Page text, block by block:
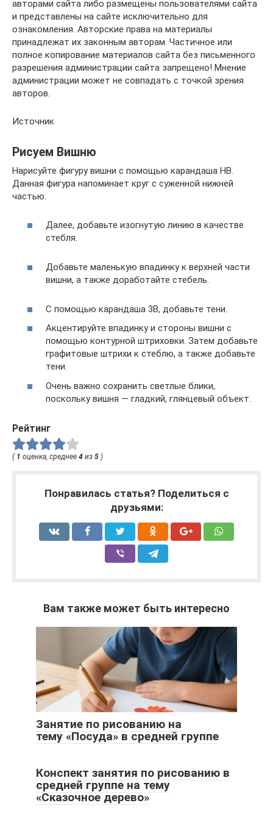
авторами сайта либо размещены пользователями сайта
и представлены на сайте исключительно для
ознакомления. Авторские права на материалы
принадлежат их законным авторам. Частичное или
полное копирование материалов сайта без письменного
разрешения администрации сайта запрещено! Мнение
администрации может не совпадать с точкой зрения
авторов.
Источник
Рисуем Вишню
Нарисуйте фигуру вишни с помощью карандаша HB.
Данная фигура напоминает круг с суженной нижней
частью.
Далее, добавьте изогнутую линию в качестве
стебля.
Добавьте маленькую впадинку к верхней части
вишни, а также доработайте стебель.
С помощью карандаша 3B, добавьте тени.
Акцентируйте впадинку и стороны вишни с
помощью контурной штриховки. Затем добавьте
графитовые штрихи к стеблю, а также добавьте
тени.
Очень важно сохранить светлые блики,
поскольку вишня — гладкий, глянцевый объект.
Рейтинг
( 1 оценка, среднее 4 из 5 )
Понравилась статья? Поделиться с
друзьями:
Вам также может быть интересно
Занятие по рисованию на
тему «Посуда» в средней группе
Конспект занятия по рисованию в
средней группе на тему
«Сказочное дерево»